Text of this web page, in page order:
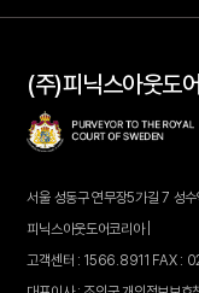
(주)피닉스아웃도
서울 성동구 연무장5가길 7 성
피닉스아웃도어코리아 |
고객센터 : 1566.8911 FAX :